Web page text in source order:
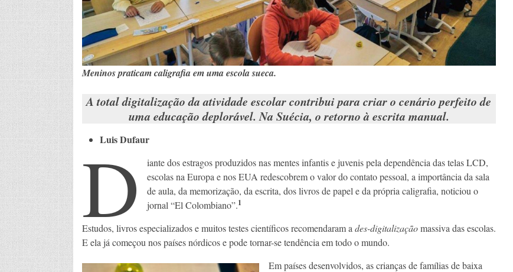
Meninos praticam caligrafia em uma escola sueca.
A total digitalização da atividade escolar contribui para criar o cenário perfeito de
uma educação deplorável. Na Suécia, o retorno à escrita manual.
Luis Dufaur
D
iante dos estragos produzidos nas mentes infantis e juvenis pela dependência das telas LCD,
escolas na Europa e nos EUA redescobrem o valor do contato pessoal, a importância da sala
de aula, da memorização, da escrita, dos livros de papel e da própria caligrafia, noticiou o
jornal “El Colombiano”.1
Estudos, livros especializados e muitos testes científicos recomendaram a des-digitalizaçãomassiva das escolas.
E ela já começou nos países nórdicos e pode tornar-se tendência em todo o mundo.
Em países desenvolvidos, as crianças de famílias de baixa